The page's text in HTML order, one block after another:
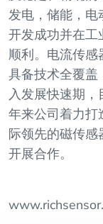
发电，储能，电
开发成功并在工
顺利。电流传
具备技术全覆盖
入发展快速期，
年来公司着力打
际领先的磁传
开展合作。